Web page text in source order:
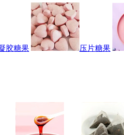
胶糖果 压片糖果